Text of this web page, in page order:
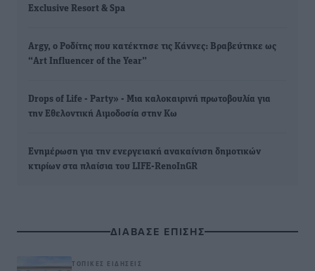
Exclusive Resort & Spa
Argy, ο Ροδίτης που κατέκτησε τις Κάννες: Βραβεύτηκε ως
“Art Influencer of the Year”
Drops of Life - Party» - Μια καλοκαιρινή πρωτοβουλία για
την Εθελοντική Αιμοδοσία στην Κω
Ενημέρωση για την ενεργειακή ανακαίνιση δημοτικών
κτιρίων στα πλαίσια του LIFE-RenoInGR
ΔΙΑΒΑΣΕ ΕΠΙΣΗΣ
ΤΟΠΙΚΈΣ ΕΙΔΉΣΕΙΣ